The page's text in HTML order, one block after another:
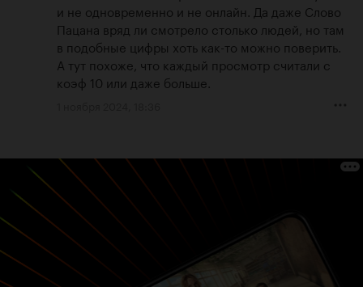
и не одновременно и не онлайн. Да даже Слово
Пацана вряд ли смотрело столько людей, но там
в подобные цифры хоть как-то можно поверить.
А тут похоже, что каждый просмотр считали с
коэф 10 или даже больше.